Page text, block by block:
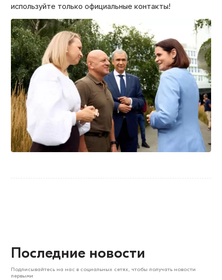
используйте только официальные контакты!
Последние новости
Подписывайтесь на нас в социальных сетях, чтобы получать новости
первыми